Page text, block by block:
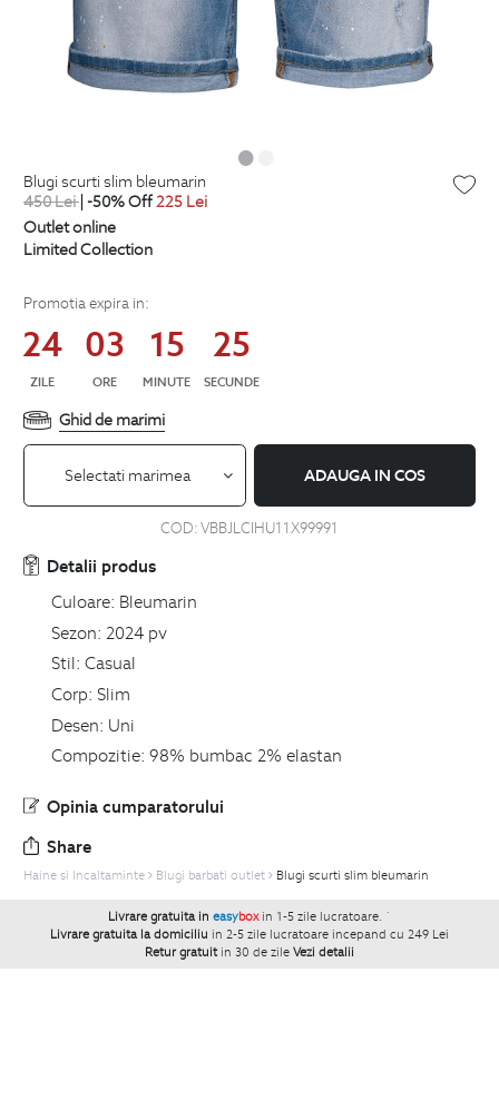
blugi scurti slim bleumarin
450Lei| -50% Off225 Lei
Outlet online
Limited Collection
Promotia expira in:
24
ZILE
03
ORE
15
MINUTE
25
SECUNDE
Ghid de marimi
Selectati marimea ADAUGA IN COS
COD:VBBJLCIHU11X99991
Detalii produs
Culoare: Bleumarin
Sezon: 2024 pv
Stil: Casual
Corp: Slim
Desen: Uni
Compozitie: 98% bumbac 2% elastan
Opinia cumparatorului
Share
Haine si Incaltaminte Blugi barbati outlet Blugi scurti slim bleumarin
Livrare gratuita in easybox in 1-5 zile lucratoare. `
Livrare gratuita la domiciliu in 2-5 zile lucratoare incepand cu 249 Lei
Retur gratuit in 30 de zile Vezi detalii